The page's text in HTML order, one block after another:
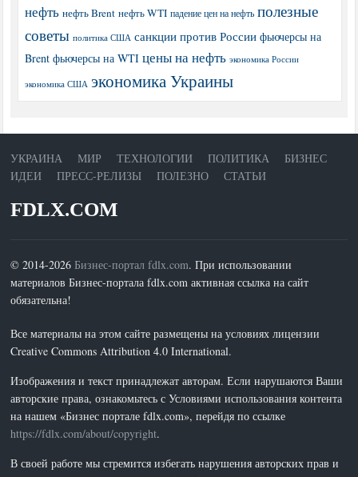
нефть нефть Brent нефть WTI падение цен на нефть полезные
советы политика США санкции против России фьючерсы на
Brent фьючерсы на WTI цены на нефть экономика России
экономика США экономика Украины
УКРАИНА МИР ТЕХНОЛОГИИ ПОЛИТИКА
БИЗНЕС
ИДЕИ
ПРЕСС-РЕЛИЗЫ ПОЛЕЗНО СТАТЬИ
FDLX.COM
© 2014-2026Бизнес-портал fdlx.com. При использовании
материалов Бизнес-портала fdlx.com активная ссылка на сайт
обязательна!
Все материалы на этом сайте размещены на условиях лицензии
Creative Commons Attribution 4.0 International.
Изображения и текст принадлежат авторам. Если нарушаются Ваши
авторские права, ознакомьтесь с Условиями использования контента
на нашем «Бизнес портале fdlx.com», перейдя по ссылке
https://fdlx.com/about/copyright.
В своей работе мы стремится избегать нарушения авторских прав и